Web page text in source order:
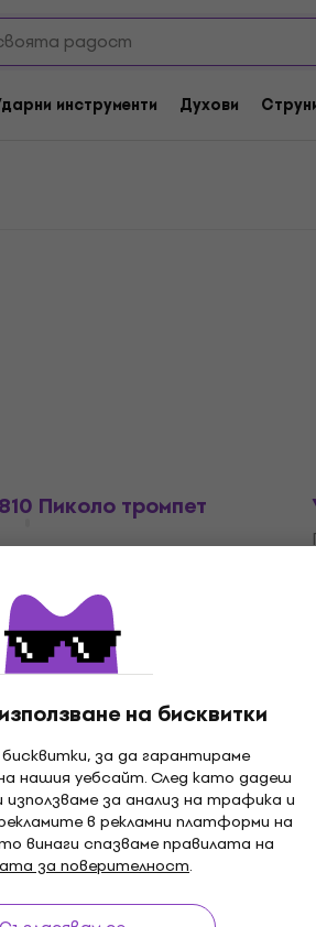
инструменти Духови
на бисквитки
за да гарантираме
нашия уебсайт. След като дадеш
използваме за анализ на трафика и
в рекламни платформи на
винаги спазваме правилата на
за поверителност.
Пиколо тромпет
доставкаот 179 €